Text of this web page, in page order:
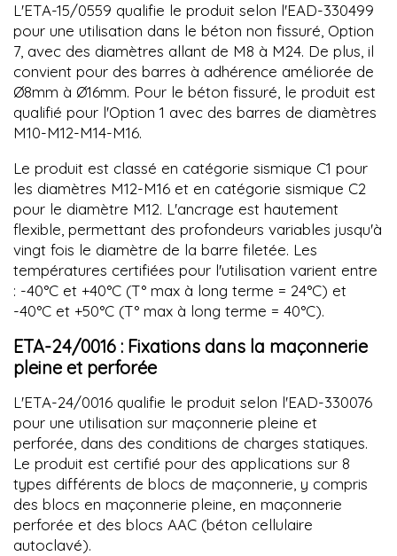
L'ETA-15/0559 qualifie le produit selon l'EAD-330499
pour une utilisation dans le béton non fissuré, Option
7, avec des diamètres allant de M8 à M24. De plus, il
convient pour des barres à adhérence améliorée de
Ø8mm à Ø16mm. Pour le béton fissuré, le produit est
qualifié pour l'Option 1 avec des barres de diamètres
M10-M12-M14-M16.
Le produit est classé en catégorie sismique C1 pour
les diamètres M12-M16 et en catégorie sismique C2
pour le diamètre M12. L'ancrage est hautement
flexible, permettant des profondeurs variables jusqu'à
vingt fois le diamètre de la barre filetée. Les
températures certifiées pour l'utilisation varient entre
: -40°C et +40°C (T° max à long terme = 24°C) et
-40°C et +50°C (T° max à long terme = 40°C).
ETA-24/0016 : Fixations dans la maçonnerie
pleine et perforée
L'ETA-24/0016 qualifie le produit selon l'EAD-330076
pour une utilisation sur maçonnerie pleine et
perforée, dans des conditions de charges statiques.
Le produit est certifié pour des applications sur 8
types différents de blocs de maçonnerie, y compris
des blocs en maçonnerie pleine, en maçonnerie
perforée et des blocs AAC (béton cellulaire
autoclavé).